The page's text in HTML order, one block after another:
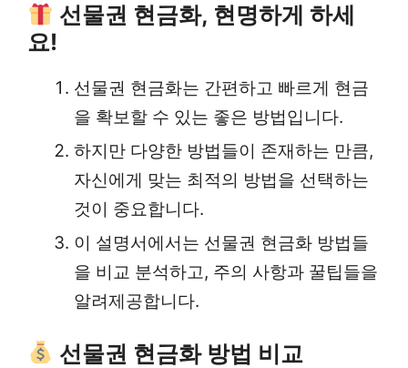
선물권 현금화, 현명하게 하세
요!
선물권 현금화는 간편하고 빠르게 현금
을 확보할 수 있는 좋은 방법입니다.
하지만 다양한 방법들이 존재하는 만큼,
자신에게 맞는 최적의 방법을 선택하는
것이 중요합니다.
이 설명서에서는 선물권 현금화 방법들
을 비교 분석하고, 주의 사항과 꿀팁들을
알려제공합니다.
선물권 현금화 방법 비교